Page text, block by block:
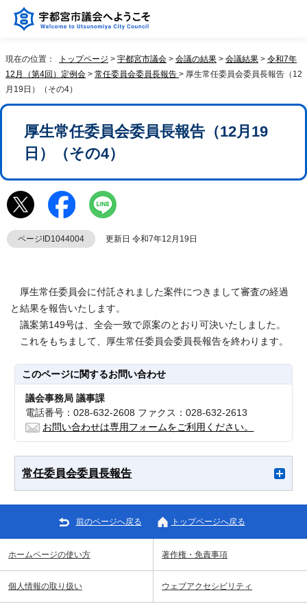
現在の位置： トップページ > 宇都宮市議会 > 会議の結果 > 会議結果 > 令和7年
12月（第4回）定例会 > 常任委員会委員長報告 > 厚生常任委員会委員長報告（12
月19日）（その4）
厚生常任委員会委員長報告（12月19
日）（その4）
ページID1044004 更新日 令和7年12月19日
厚生常任委員会に付託されました案件につきまして審査の経過
と結果を報告いたします。
議案第149号は、全会一致で原案のとおり可決いたしました。
これをもちまして、厚生常任委員会委員長報告を終わります。
このページに関するお問い合わせ
議会事務局 議事課
電話番号：028-632-2608 ファクス：028-632-2613
お問い合わせは専用フォームをご利用ください。
常任委員会委員長報告
前のページへ戻る トップページへ戻る
ホームページの使い方 著作権・免責事項
個人情報の取り扱い ウェブアクセシビリティ